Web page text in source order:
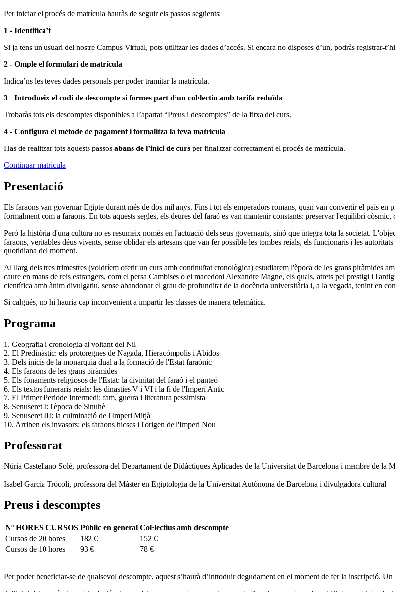
Per iniciar el procés de matrícula hauràs de seguir els passos següents:
1 - Identifica’t
Si ja tens un usuari del nostre Campus Virtual, pots utilitzar les dades d’accés. Si encara no disposes d’un, podràs registrar-
2 - Omple el formulari de matrícula
Indica’ns les teves dades personals per poder tramitar la matrícula.
3 - Introdueix el codi de descompte si formes part d’un col·lectiu amb tarifa reduïda
Trobaràs tots els descomptes disponibles a l’apartat “Preus i descomptes” de la fitxa del curs.
4 - Configura el mètode de pagament i formalitza la teva matrícula
Has de realitzar tots aquests passos abans de l’inici de curs per finalitzar correctament el procés de matrícula.
Continuar matrícula
Presentació
Els faraons van governar Egipte durant més de dos mil anys. Fins i tot els emperadors romans, quan van convertir el país
formalment com a faraons. En tots aquests segles, els deures del faraó es van mantenir constants: preservar l'equilibri
Però la història d'una cultura no es resumeix només en l'actuació dels seus governants, sinó que integra tota la societat.
faraons, veritables déus vivents, sense oblidar els artesans que van fer possible les tombes reials, els funcionaris i les
quotidiana del moment.
Al llarg dels tres trimestres (voldríem oferir un curs amb continuïtat cronològica) estudiarem l'època de les grans piràmides
caure en mans de reis estrangers, com el persa Cambises o el macedoni Alexandre Magne, els quals, atrets pel prestigi i
científica amb ànim divulgatiu, sense abandonar el grau de profunditat de la docència universitària i, a la vegada, tenint en
Si calgués, no hi hauria cap inconvenient a impartir les classes de manera telemàtica.
Programa
1. Geografia i cronologia al voltant del Nil
2. El Predinàstic: els protoregnes de Nagada, Hieracòmpolis i Abidos
3. Dels inicis de la monarquia dual a la formació de l'Estat faraònic
4. Els faraons de les grans piràmides
5. Els fonaments religiosos de l'Estat: la divinitat del faraó i el panteó
6. Els textos funeraris reials: les dinasties V i VI i la fi de l'Imperi Antic
7. El Primer Període Intermedi: fam, guerra i literatura pessimista
8. Senuseret I: l'època de Sinuhè
9. Senuseret III: la culminació de l'Imperi Mitjà
10. Arriben els invasors: els faraons hicses i l'origen de l'Imperi Nou
Professorat
Núria Castellano Solé, professora del Departament de Didàctiques Aplicades de la Universitat de Barcelona i membre de la
Isabel García Trócoli, professora del Màster en Egiptologia de la Universitat Autònoma de Barcelona i divulgadora cultural
Preus i descomptes
Nº HORES CURSOS Públic en general Col·lectius amb descompte
Cursos de 20 hores
182 €
152 €
Cursos de 10 hores
93 € 78 €
Per poder beneficiar-se de qualsevol descompte, aquest s’haurà d’introduir degudament en el moment de fer la inscripció.